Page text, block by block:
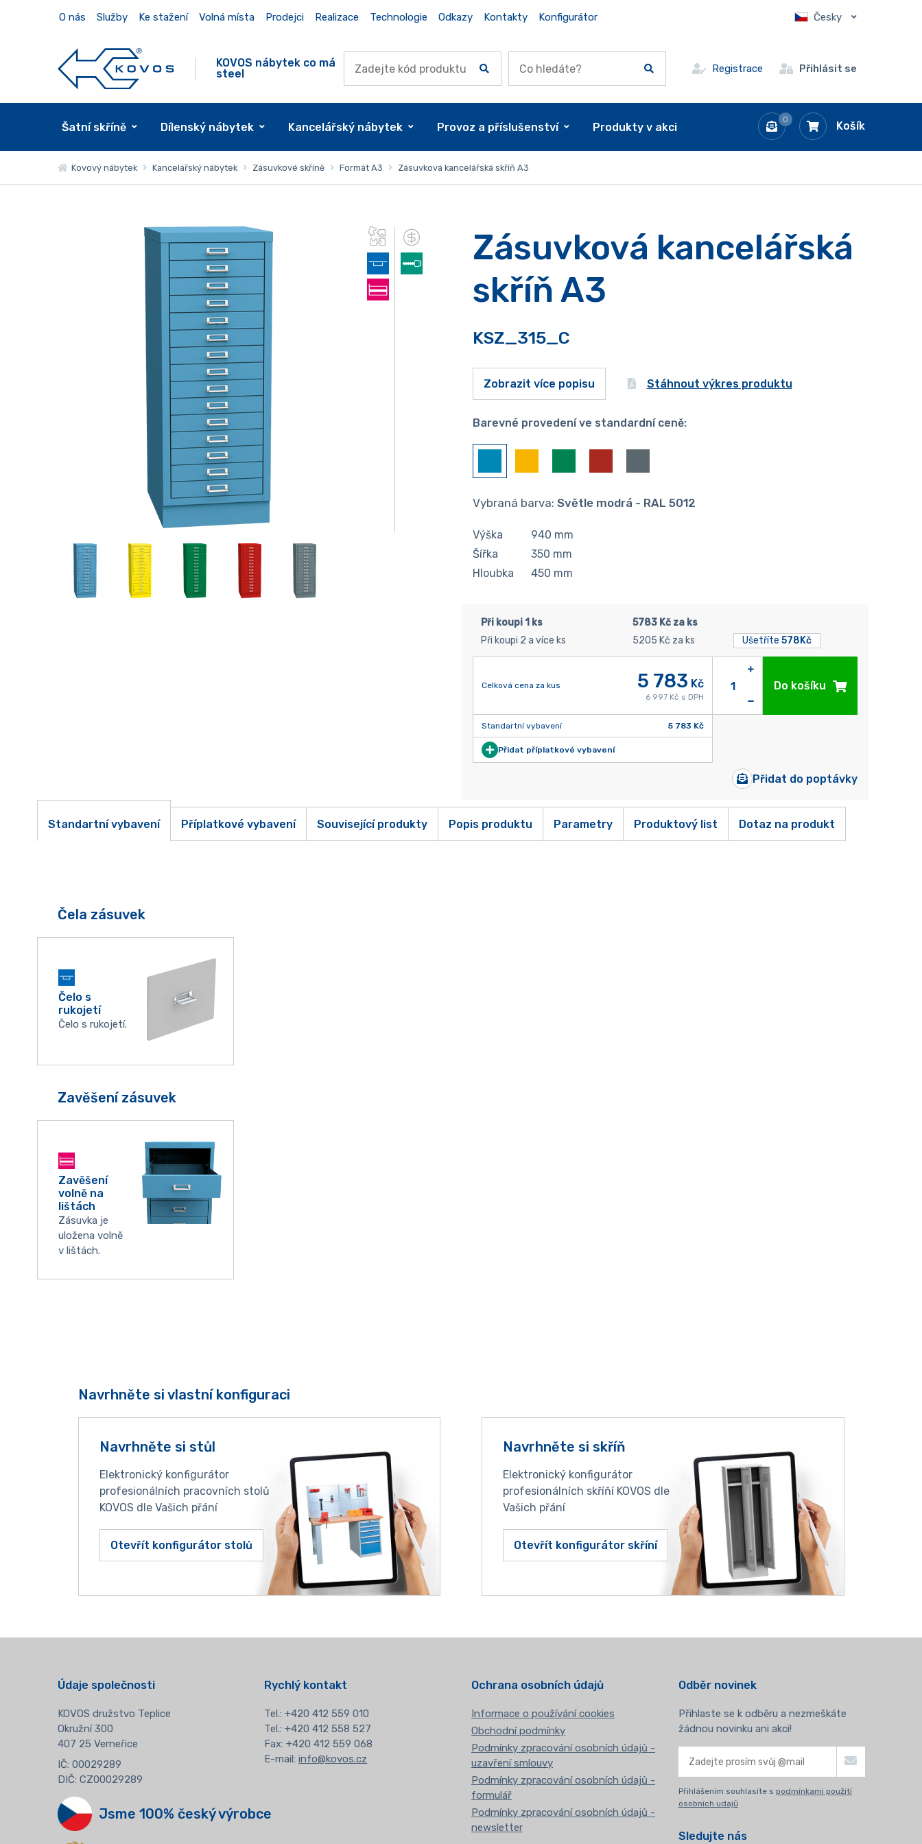
O nás Služby Ke stažení Volná místa Prodejci Realizace Technologie Odkazy Kontakty Konfigurátor Česky
KOVOS nábytek co má
steel
Registrace Přihlásit se
0 Košík
Šatní skříně Dílenský nábytek Kancelářský nábytek Provoz a příslušenství Produkty v akci
Kovový nábytek Kancelářský nábytek Zásuvkové skříně Formát A3 Zásuvková kancelářská skříň A3
Zásuvková kancelářská
skříň A3
KSZ_315_C
Zobrazit více popisu Stáhnout výkres produktu
Barevné provedení ve standardní ceně:
Vybraná barva: Světle modrá - RAL 5012
Výška 940 mm
Šířka
350 mm
Hloubka
450 mm
Při koupi 1 ks
5783 Kč za ks
Při koupi 2 a více ks
5205 Kč za ks Ušetříte 578Kč
Celková cena za kus 5 783 Kč
6 997 Kč s DPH
Standartní vybavení 5 783 Kč
Přidat příplatkové vybavení
Do košíku
Přidat do poptávky
Standartní vybavení Příplatkové vybavení Související produkty Popis produktu Parametry Produktový list Dotaz na produkt
Čela zásuvek
Čelo s
rukojetí
Čelo s rukojetí.
Zavěšení zásuvek
Zavěšení
volně na
lištách
Zásuvka je
uložena volně
v lištách.
Navrhněte si vlastní konfiguraci
Navrhněte si stůl
Elektronický konfigurátor
profesionálních pracovních stolů
KOVOS dle Vašich přání
Otevřít konfigurátor stolů
Navrhněte si skříň
Elektronický konfigurátor
profesionálních skříňí KOVOS dle
Vašich přání
Otevřít konfigurátor skříní
Údaje společnosti
KOVOS družstvo Teplice
Okružní 300
407 25 Verneřice
IČ: 00029289
DIČ: CZ00029289
Rychlý kontakt
Tel.:+420 412 559 010
Tel.: +420 412 558 527
Fax: +420 412 559 068
E-mail:info@kovos.cz
Jsme 100% český výrobce
Ochrana osobních údajů
Informace o používání cookies
Obchodní podmínky
Podmínky zpracování osobních údajů -
uzavření smlouvy
Podmínky zpracování osobních údajů -
formulář
Podmínky zpracování osobních údajů -
newsletter
Odběr novinek
Přihlaste se k odběru a nezmeškáte
žádnou novinku ani akci!
Přihlášením souhlasíte s podmínkami použití
osobních udajů
Sledujte nás